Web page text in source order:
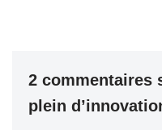
2 commentaires
plein